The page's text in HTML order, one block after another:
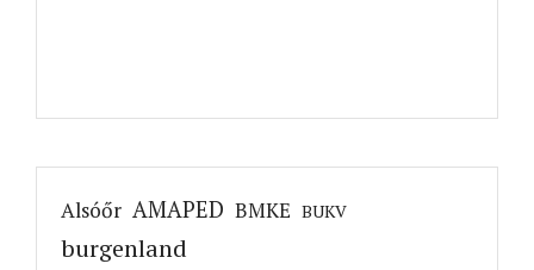
Alsóőr AMAPED BMKE BUKV
burgenland